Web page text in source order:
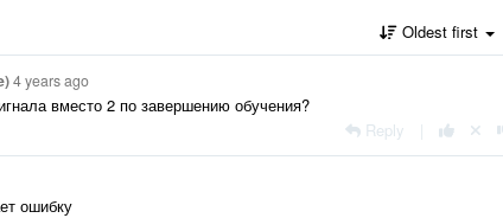
Oldest first
4 years ago
вместо 2 по завершению обучения?
Reply
ошибку